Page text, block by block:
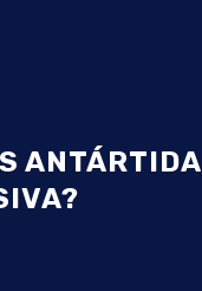
ANTÁRTIDA